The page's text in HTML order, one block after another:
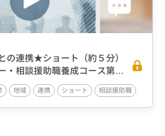
の連携★ショート（約５分）
・相談援助職養成コース第1
地域 連携 ショート 相談援助職